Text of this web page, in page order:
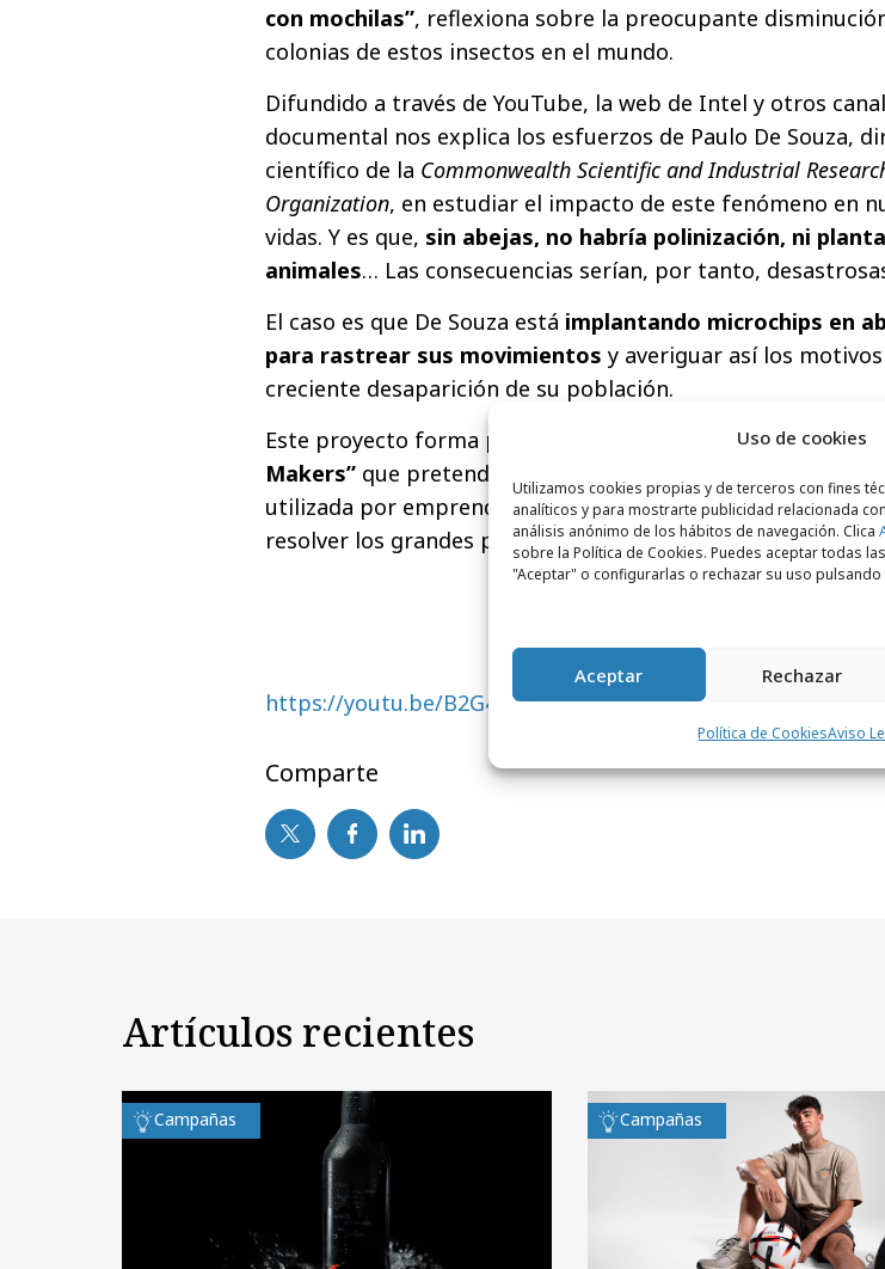
Uso de cookies
Utilizamos cookies propias y de terceros con fines
analíticos y para mostrarte publicidad relacionada
análisis anónimo de los hábitos de navegación. Clica
sobre la Política de Cookies. Puedes aceptar todas
"Aceptar" o configurarlas o rechazar su uso
Aceptar Rechazar
Política de CookiesAviso
con mochilas”, reflexiona sobre la preocupante
colonias de estos insectos en el mundo.
Difundido a través de YouTube, la web de Intel y otros
documental nos explica los esfuerzos de Paulo De Souza,
científico de la Commonwealth Scientific and Industrial
Organization, en estudiar el impacto de este fenómeno en
vidas. Y es que, sin abejas, no habría polinización, ni
animales… Las consecuencias serían, por tanto,
El caso es que De Souza está implantando microchips en
para rastrear sus movimientos y averiguar así los
creciente desaparición de su población.
Este proyecto forma parte de la serie de documentales
Makers” que pretende mostrar cómo la tecnología Intel
utilizada por emprendedores, artistas, científicos y
resolver los grandes problemas de nuestra sociedad.
https://youtu.be/B2G4zmW8Gsk
Comparte
Artículos recientes
Campañas Campañas